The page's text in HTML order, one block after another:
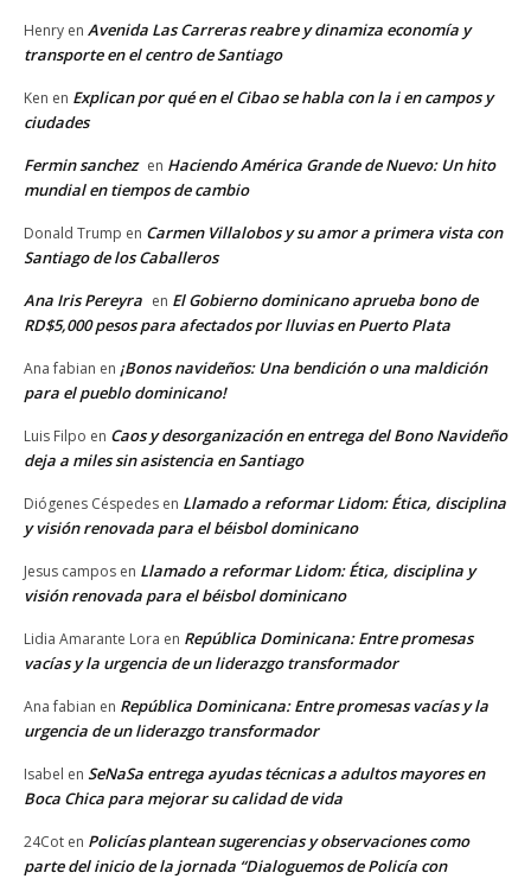
Henry en Avenida Las Carreras reabre y dinamiza economía y
transporte en el centro de Santiago
Ken en Explican por qué en el Cibao se habla con la i en campos y
ciudades
Fermin sanchez en Haciendo América Grande de Nuevo: Un hito
mundial en tiempos de cambio
Donald Trump en Carmen Villalobos y su amor a primera vista con
Santiago de los Caballeros
Ana Iris Pereyra en El Gobierno dominicano aprueba bono de
RD$5,000 pesos para afectados por lluvias en Puerto Plata
Ana fabian en ¡Bonos navideños: Una bendición o una maldición
para el pueblo dominicano!
Luis Filpo en Caos y desorganización en entrega del Bono Navideño
deja a miles sin asistencia en Santiago
Diógenes Céspedes en Llamado a reformar Lidom: Ética, disciplina
y visión renovada para el béisbol dominicano
Jesus campos en Llamado a reformar Lidom: Ética, disciplina y
visión renovada para el béisbol dominicano
Lidia Amarante Lora en República Dominicana: Entre promesas
vacías y la urgencia de un liderazgo transformador
Ana fabian en República Dominicana: Entre promesas vacías y la
urgencia de un liderazgo transformador
Isabel en SeNaSa entrega ayudas técnicas a adultos mayores en
Boca Chica para mejorar su calidad de vida
24Cot en Policías plantean sugerencias y observaciones como
parte del inicio de la jornada “Dialoguemos de Policía con